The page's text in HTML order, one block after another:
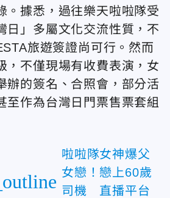
。據悉，過往樂天啦啦隊受
日」多屬文化交流性質，不
旅遊簽證尚可行。然而
，不僅現場有收費表演，女
辦的簽名、合照會，部分活
至作為台灣日門票售票套組
啦啦隊女神爆父
女戀！戀上60歲
司機 直播平台